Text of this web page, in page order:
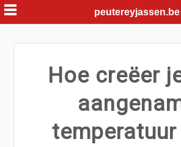
Skip
to
content
peutereyjassen.be
Hoe creëer